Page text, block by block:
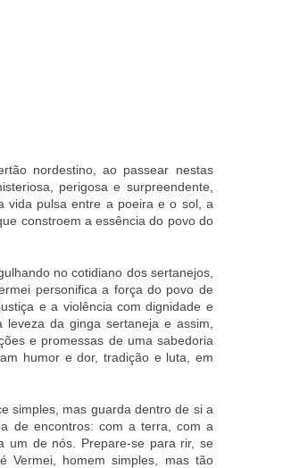
nordestino, ao passear nestas
perigosa e surpreendente,
vida pulsa entre a poeira e o sol, a
constroem a essência do povo do
no cotidiano dos sertanejos,
personifica a força do povo de
e a violência com dignidade e
da ginga sertaneja e assim,
e promessas de uma sabedoria
humor e dor, tradição e luta, em
simples, mas guarda dentro de si a
de encontros: com a terra, com a
um de nós. Prepare-se para rir, se
homem simples, mas tão